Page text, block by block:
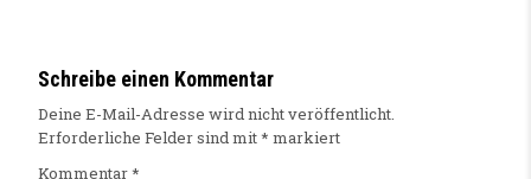
Schreibe einen Kommentar
Deine E-Mail-Adresse wird nicht veröffentlicht.
Erforderliche Felder sind mit* markiert
Kommentar*